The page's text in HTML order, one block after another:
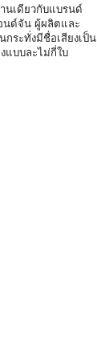
นเดียวกับแบรนด์
นด์จัน ผู้ผลิตและ
กระทั่งมีชื่อเสียงเป็น
แบบละไม่กี่ใบ